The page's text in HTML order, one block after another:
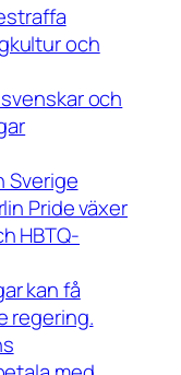
och
och
Sverige
Pride växer
HBTQ-
kan få
regering.